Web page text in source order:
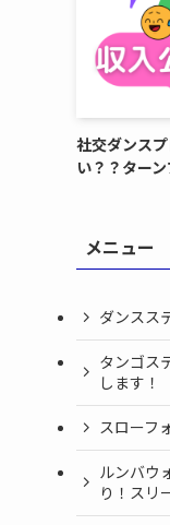
社交ダンス
い？？ター
メニュー
ダンスス
タンゴス
します！
スローフ
ルンバウ
り！スリ